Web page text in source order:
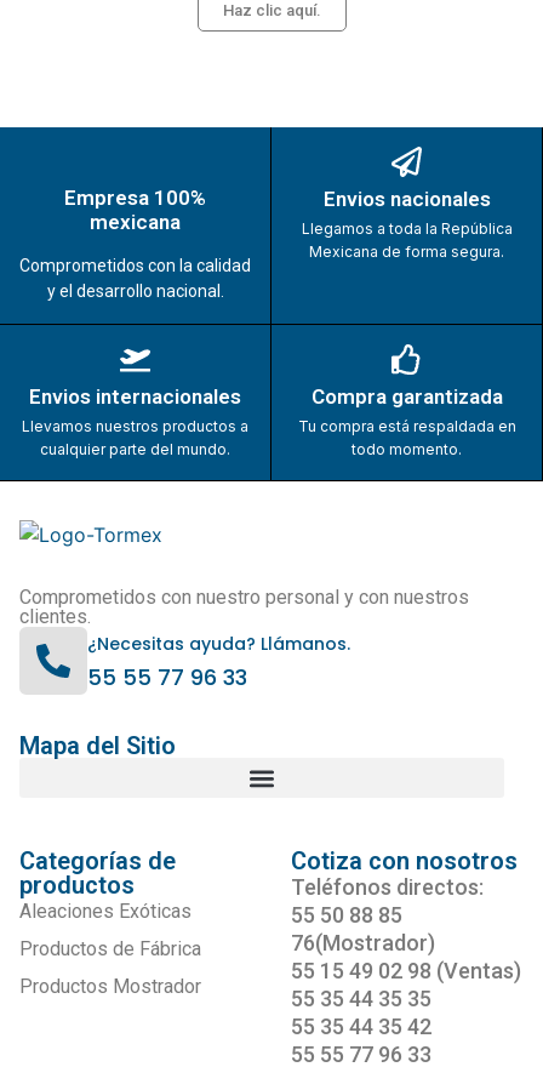
Haz clic aquí.
Empresa 100%
mexicana
Comprometidos con la calidad
y el desarrollo nacional.
Envios nacionales
Llegamos a toda la República
Mexicana de forma segura.
Envios internacionales
Llevamos nuestros productos a
cualquier parte del mundo.
Compra garantizada
Tu compra está respaldada en
todo momento.
Comprometidos con nuestro personal y con nuestros
clientes.
¿Necesitas ayuda? Llámanos.
55 55 77 96 33
Mapa del Sitio
Categorías de
productos
Aleaciones Exóticas
Productos de Fábrica
Productos Mostrador
Cotiza con nosotros
Teléfonos directos:
55 50 88 85
76(Mostrador)
55 15 49 02 98 (Ventas)
55 35 44 35 35
55 35 44 35 42
55 55 77 96 33